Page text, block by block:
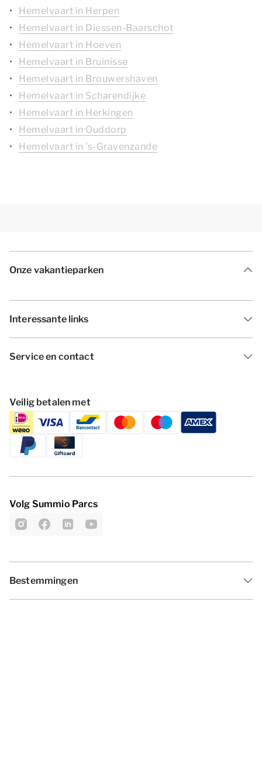
Hemelvaart in Herpen
Hemelvaart in Diessen-Baarschot
Hemelvaart in Hoeven
Hemelvaart in Bruinisse
Hemelvaart in Brouwershaven
Hemelvaart in Scharendijke
Hemelvaart in Herkingen
Hemelvaart in Ouddorp
Hemelvaart in 's-Gravenzande
Onze vakantieparken
Interessante links
Service en contact
Veilig betalen met
Volg Summio Parcs
Bestemmingen